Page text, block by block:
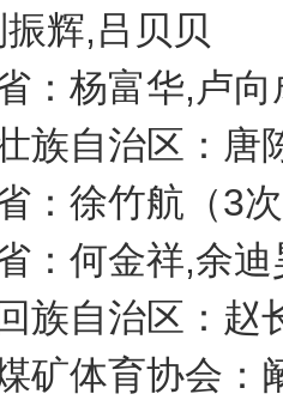
辉,吕贝贝
：杨富华,卢
族自治区：唐
：徐竹航（3
：何金祥,余
族自治区：赵
矿体育协会：